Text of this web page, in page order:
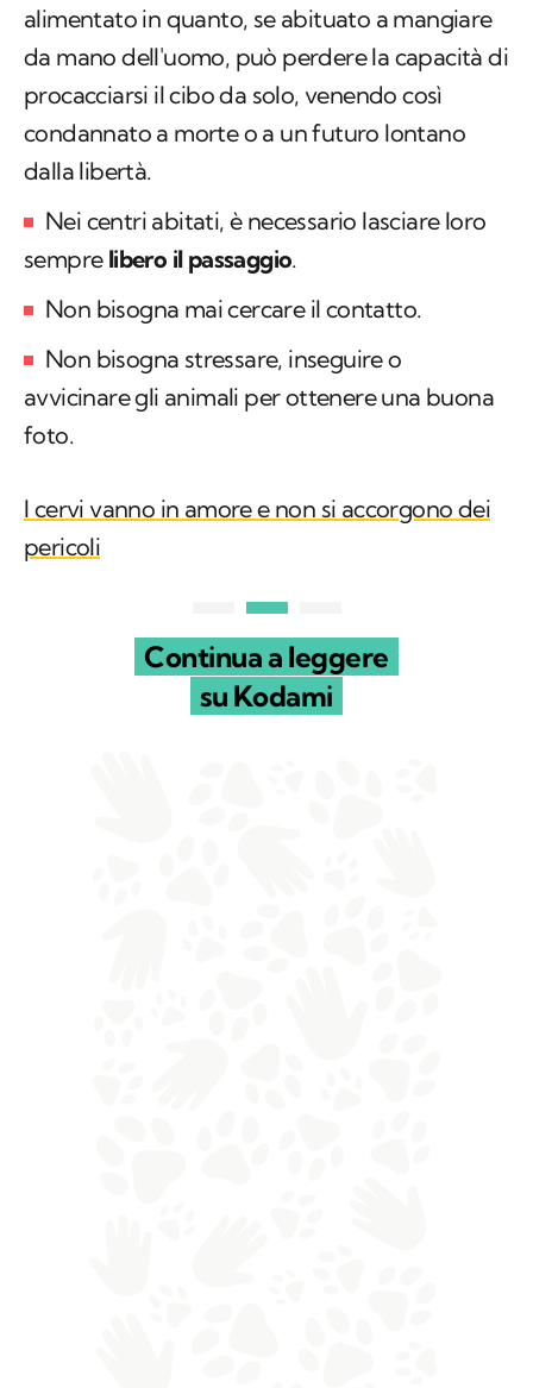
alimentato in quanto, se abituato a mangiare
da mano dell'uomo, può perdere la capacità di
procacciarsi il cibo da solo, venendo così
condannato a morte o a un futuro lontano
dalla libertà.
Nei centri abitati, è necessario lasciare loro
sempre libero il passaggio.
Non bisogna mai cercare il contatto.
Non bisogna stressare, inseguire o
avvicinare gli animali per ottenere una buona
foto.
I cervi vanno in amore e non si accorgono dei
pericoli
Continua a leggere
su Kodami